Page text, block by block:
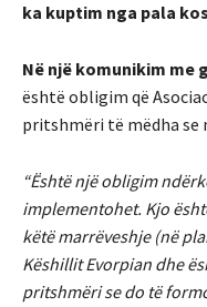
ka kuptim nga pala
Në një komunikim me
është obligim që
pritshmëri të mëdha se
“Është një obligim
implementohet. Kjo
këtë marrëveshje (në
Këshillit Evorpian dhe
pritshmëri se do të